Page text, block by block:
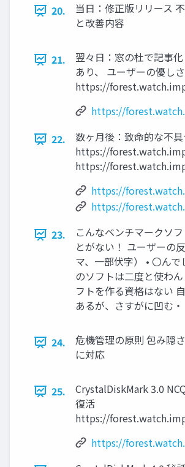
20.
当日：修正版リリース
と改善内容
21.
翌々日：窓の杜で記事
あり、 ユーザーの優し
https://
https://
22.
数ヶ月後：致命的な不
https://
https://
https://
https://
23.
こんなベンチマークソ
とがない！ ユーザーの
マ、一部伏字） • 〇んで
のソフトは二度と使わん
フトを作る資格はない
あるが、さすがに凹む・
24.
危機管理の原則 包み隠
に対応
25.
CrystalDiskMark 3.0
復活
https://
https://